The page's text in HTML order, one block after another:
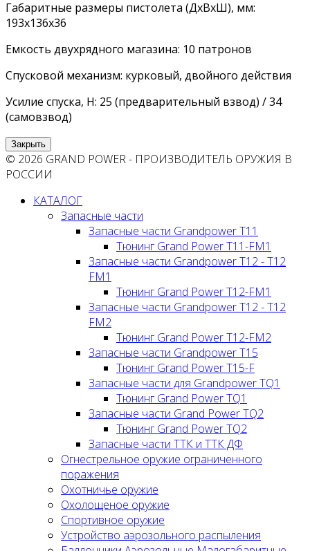
Габаритные размеры пистолета (ДхВхШ), мм:
193х136х36
Емкость двухрядного магазина: 10 патронов
Спусковой механизм: курковый, двойного действия
Усилие спуска, Н: 25 (предварительный взвод) / 34
(самовзвод)
Закрыть
© 2026 GRAND POWER - ПРОИЗВОДИТЕЛЬ ОРУЖИЯ В
РОССИИ
КАТАЛОГ
Запасные части
Запасные части Grandpower T11
Тюнинг Grand Power T11-FM1
Запасные части Grandpower T12 - T12
FM1
Тюнинг Grand Power T12-FM1
Запасные части Grandpower T12 - T12
FM2
Тюнинг Grand Power T12-FM2
Запасные части Grandpower T15
Тюнинг Grand Power T15-F
Запасные части для Grandpower TQ1
Тюнинг Grand Power TQ1
Запасные части Grand Power TQ2
Тюнинг Grand Power TQ2
Запасные части ТТК и ТТК ДФ
Огнестрельное оружие ограниченного
поражения
Охотничье оружие
Охолощеное оружие
Спортивное оружие
Устройство аэрозольного распыления